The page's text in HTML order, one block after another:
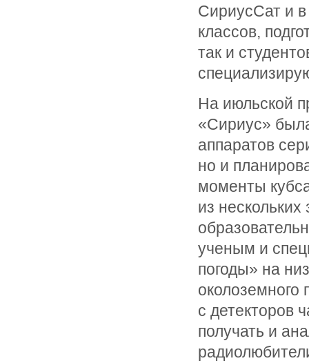
СириусСат и
классов,
так и
На июльской
«Сириус»
аппаратов
но и
моменты
из
ученым и
погоды» на
с детекторов
получать и